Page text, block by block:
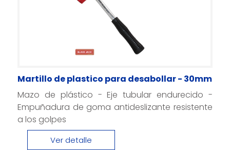
Martillo de plastico para desabollar - 30mm
Mazo de plástico - Eje tubular endurecido -
Empuñadura de goma antideslizante resistente
a los golpes
Ver detalle